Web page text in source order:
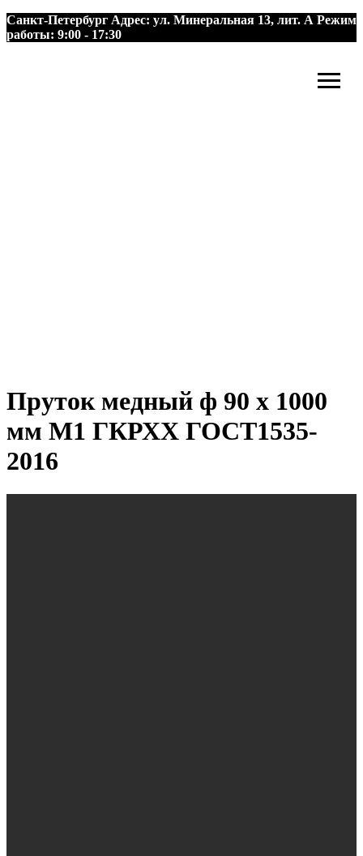
Санкт-Петербург Адрес: ул. Минеральная 13, лит. А Режим
работы: 9:00 - 17:30
Пруток медный ф 90 х 1000
мм М1 ГКРХХ ГОСТ1535-
2016